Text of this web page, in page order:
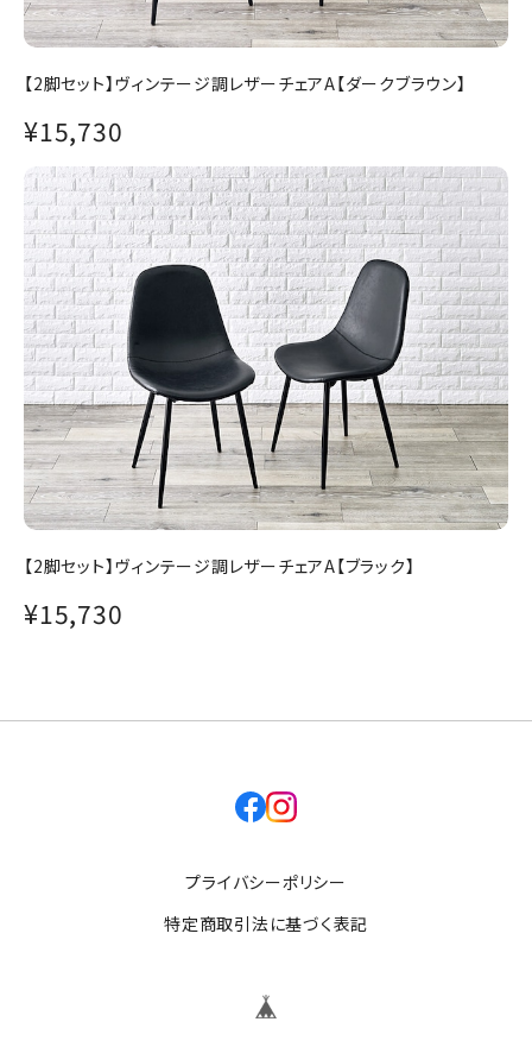
【2脚セット】ヴィンテージ調レザーチェアA【ダークブラウン】
¥15,730
【2脚セット】ヴィンテージ調レザーチェアA【ブラック】
¥15,730
プライバシーポリシー
特定商取引法に基づく表記